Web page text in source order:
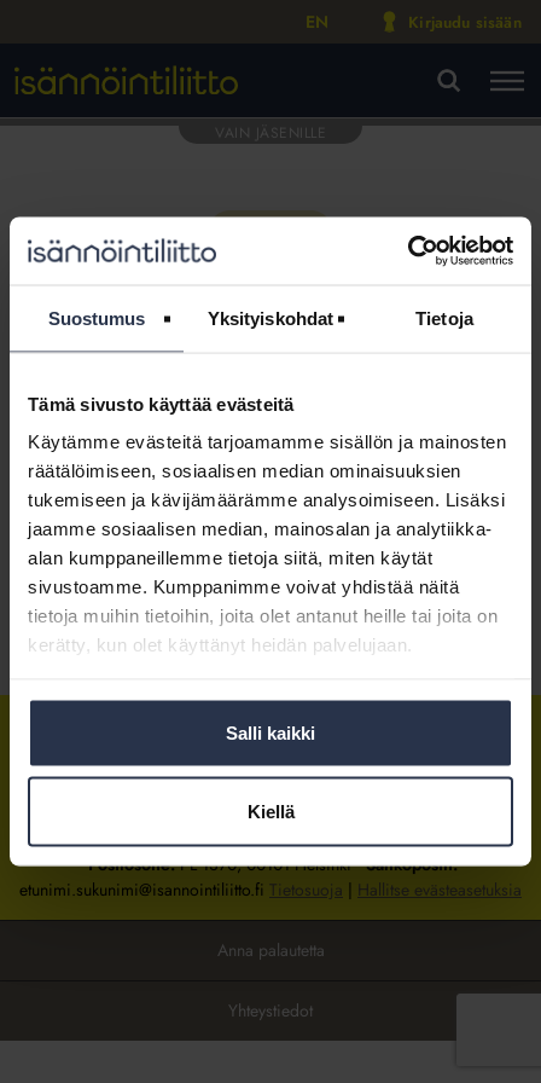
Suostumus Yksityiskohdat Tietoja
Tämä sivusto käyttää evästeitä
Käytämme evästeitä tarjoamamme sisällön ja mainosten
räätälöimiseen, sosiaalisen median ominaisuuksien
tukemiseen ja kävijämäärämme analysoimiseen. Lisäksi
jaamme sosiaalisen median, mainosalan ja analytiikka-
alan kumppaneillemme tietoja siitä, miten käytät
sivustoamme. Kumppanimme voivat yhdistää näitä
tietoja muihin tietoihin, joita olet antanut heille tai joita on
kerätty, kun olet käyttänyt heidän palvelujaan.
Salli kaikki
Kiellä
EN Kirjaudu sisään
Tämä osio on rajattu
Isännöintiliiton jäsenyritysten
henkilökunnalle
Kirjaudu sisään
Tietoa jäsenyydestä
IsännöintiliittoIsännöintiliittoIsännöintiliitto
Isännöintiliiton toimistosijaitsee Hakaniemessä Helsingissä.
Postiosoite:PL 1370, 00101 HelsinkiSähköpostit:
etunimi.sukunimi@isannointiliitto.fi Tietosuoja | Hallitse evästeasetuksia
Anna palautetta
Yhteystiedot